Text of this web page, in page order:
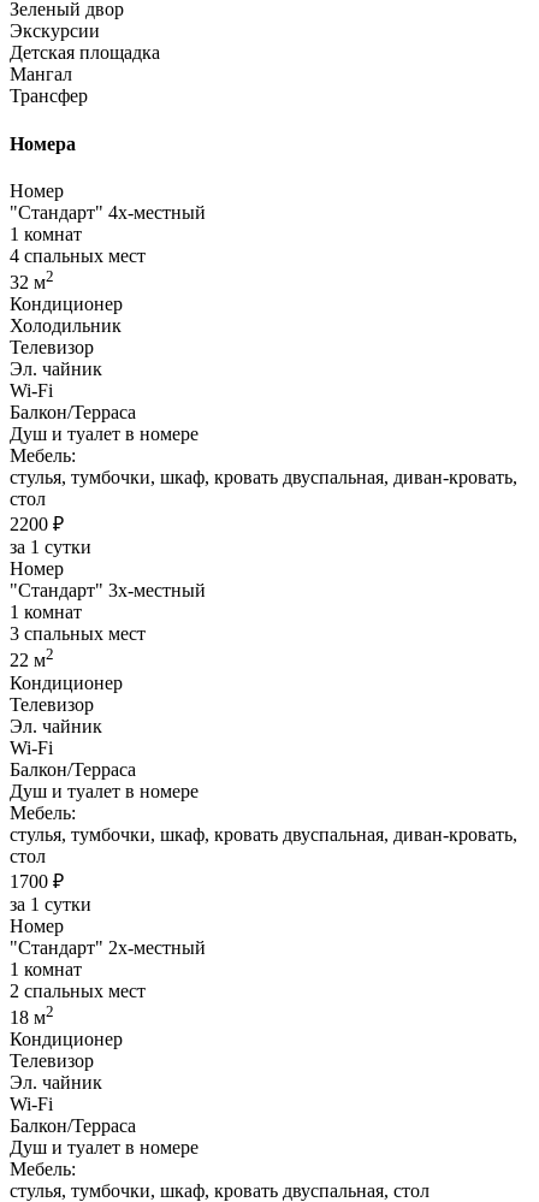
Зеленый двор
Экскурсии
Детская площадка
Мангал
Трансфер
Номера
Номер
"Стандарт" 4х-местный
1 комнат
4 спальных мест
32 м2
Кондиционер
Холодильник
Телевизор
Эл. чайник
Wi-Fi
Балкон/Терраса
Душ и туалет в номере
Мебель:
стулья, тумбочки, шкаф, кровать двуспальная, диван-кровать,
стол
2200 ₽
за 1 сутки
Номер
"Стандарт" 3х-местный
1 комнат
3 спальных мест
22 м2
Кондиционер
Телевизор
Эл. чайник
Wi-Fi
Балкон/Терраса
Душ и туалет в номере
Мебель:
стулья, тумбочки, шкаф, кровать двуспальная, диван-кровать,
стол
1700 ₽
за 1 сутки
Номер
"Стандарт" 2х-местный
1 комнат
2 спальных мест
18 м2
Кондиционер
Телевизор
Эл. чайник
Wi-Fi
Балкон/Терраса
Душ и туалет в номере
Мебель:
стулья, тумбочки, шкаф, кровать двуспальная, стол